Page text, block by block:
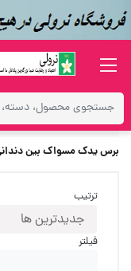
برس یدک مسواک بین
ترتیب
فیلتر